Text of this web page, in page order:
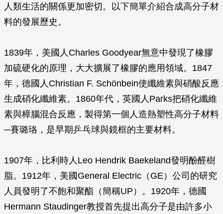
人類生活的關係更加密切。以下簡單介紹合成高分子材
料的發展歷史。
1839年，美國人Charles Goodyear無意中發現了橡膠
加硫硬化的原理，大大擴展了橡膠的應用領域。1847
年，德國人Christian F. Schönbein使纖維素與硝酸反應
生成硝化纖維素。1860年代，英國人Parks把硝化纖維
素與樟腦混合反應，製得第一個人造熱塑性高分子材料
─賽璐珞，是早期乒乓球與鏡框的主要材料。
1907年，比利時人Leo Hendrik Baekeland發明酚醛樹
脂。1912年，美國General Electric（GE）公司的研究
人員發明了不飽和聚酯（簡稱UP）。1920年，德國
Hermann Staudinger教授首先提出高分子是由許多小